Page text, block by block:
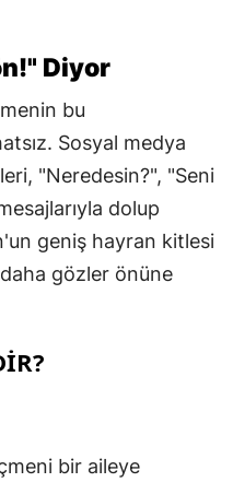
Diyor
bu
Sosyal medya
"Neredesin?", "Seni
dolup
geniş hayran kitlesi
gözler önüne
bir aileye